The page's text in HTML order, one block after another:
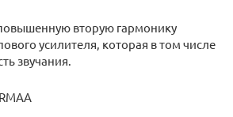
вторую гармонику
усилителя, которая в том числе
звучания.